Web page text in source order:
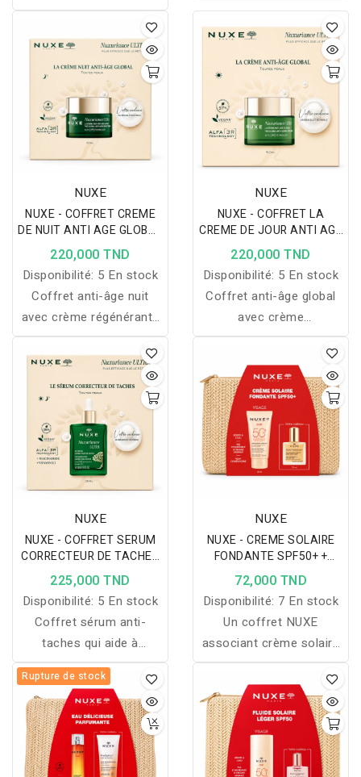
protéger, hydrater et
illuminer la peau, avec un
sac de plage offert.
NUXE
NUXE - COFFRET CREME
DE NUIT ANTI AGE GLOBAL
50ML + BRACELET EN
PERLE OFFERT
220,000 TND
Disponibilité: 5 En stock
Coffret anti-âge nuit
avec crème régénérante
qui aide à lisser les rides,
raffermir la peau et
raviver l’éclat, avec
bracelet offert.
NUXE
NUXE - COFFRET LA
CREME DE JOUR ANTI AGE
GLOBAL 50ML + BRACELET
EN PERLE OFFERT
220,000 TND
Disponibilité: 5 En stock
Coffret anti-âge global
avec crème
raffermissante qui aide à
lisser les rides, raviver
l’éclat et revitaliser la
peau, avec bracelet
offert.
NUXE
NUXE - COFFRET SERUM
CORRECTEUR DE TACHES
30ML + BRACELET EN
PERLE OFFERT
225,000 TND
Disponibilité: 5 En stock
Coffret sérum anti-
taches qui aide à
uniformiser le teint,
raviver l’éclat et corriger
l’apparence des taches,
avec bracelet offert.
NUXE
NUXE - CREME SOLAIRE
FONDANTE SPF50+ +
HUILE PRODIGIEUSE ET
TROUSSE OFFERTES
72,000 TND
Disponibilité: 7 En stock
Un coffret NUXE
associant crème solaire
SPF50 et Huile
Prodigieuse pour
protéger, nourrir et
sublimer la peau, avec
une trousse offerte.
Rupture de stock